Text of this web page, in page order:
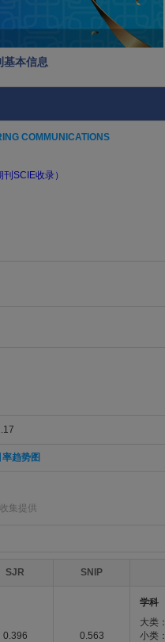
基本信息
COMMUNICATIONS
SCIE收录）
趋势图
集提供
SJR SNIP
0.396 0.563
学科
大类
小类